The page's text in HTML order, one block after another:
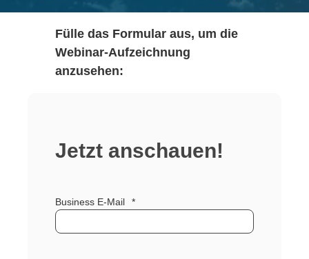
Fülle das Formular aus, um die
Webinar-Aufzeichnung
anzusehen:
Jetzt anschauen!
Business E-Mail *